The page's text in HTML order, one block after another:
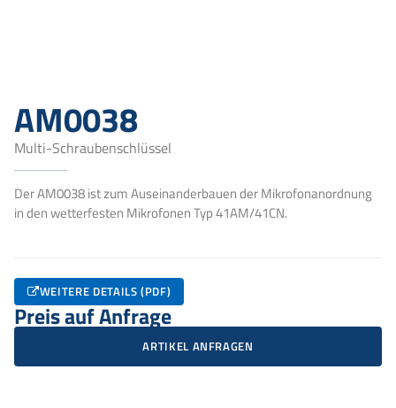
AM0038
Multi-Schraubenschlüssel
Der AM0038 ist zum Auseinanderbauen der Mikrofonanordnung
in den wetterfesten Mikrofonen Typ 41AM/41CN.
WEITERE DETAILS (PDF)
Preis auf Anfrage
ARTIKEL ANFRAGEN